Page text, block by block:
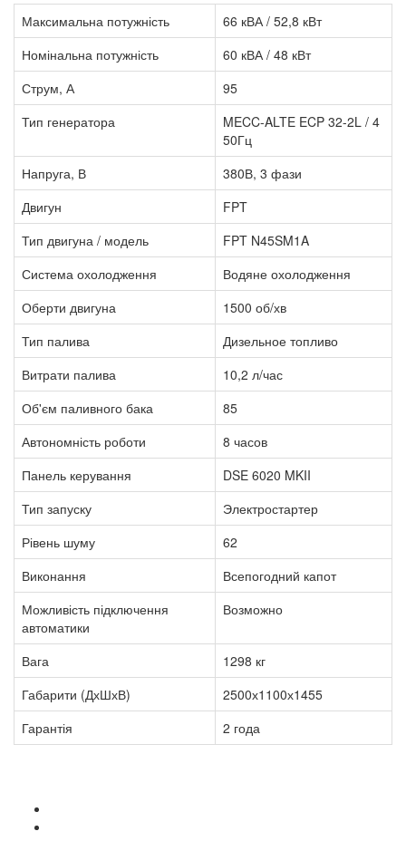
Максимальна потужність
66 кВА / 52,8 кВт
Номінальна потужність
60 кВА / 48 кВт
Струм, А
95
Тип генератора
MECC-ALTE ECP 32-2L / 4
50Гц
Напруга, В
380В, 3 фази
Двигун
FPT
Тип двигуна / модель
FPT N45SM1A
Система охолодження
Водяне охолодження
Оберти двигуна
1500 об/хв
Тип палива
Дизельное топливо
Витрати палива
10,2 л/час
Об'єм паливного бака
85
Автономність роботи
8 часов
Панель керування
DSE 6020 MKII
Тип запуску
Электростартер
Рівень шуму
62
Виконання
Всепогодний капот
Можливість підключення
автоматики
Возможно
Вага
1298 кг
Габарити (ДхШхВ)
2500х1100х1455
Гарантія
2 года